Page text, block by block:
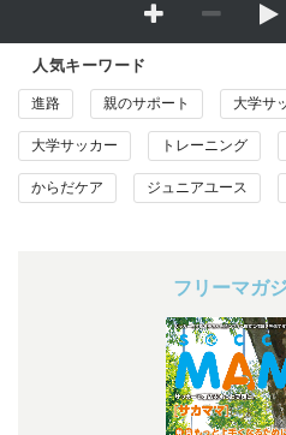
人気キーワード
進路 親のサポート 大学サ
大学サッカー トレーニング
からだケア ジュニアユース
フリーマガ